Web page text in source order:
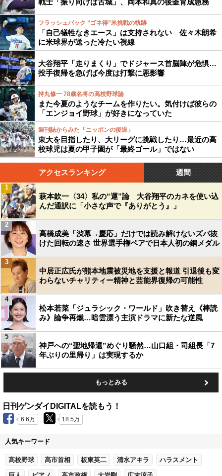
戦士「振り向けば古城」、岡本和真の後釜育成急務
フラッシュバック “ゴネ得”米挑戦の軌跡
「自己犠牲なきエース」は支持されない 佐々木朗希
に米球界が送った冷たい視線
大谷翔平「走りまくり」でドジャース首脳陣が危惧…
投手復帰を急げば今度は打撃に悪影響
持丸修一 78歳名将の高校野球論
また今夏のようなチームを作りたい。気付けば彼らの
「エンジョイ野球」が好きになっていた
週刊誌からみた「ニッポンの後退」
東大を目指したり、大リーグに挑戦したり…最近の高
校球児は夏の甲子園が「最終ゴール」ではない
アクセスランキング 週間
萩本欽一〈34〉私の“運”論 大谷翔平のカネを使い込
んだ通訳に「小さな声で『ありがとう』」
1
高橋成美「渋幕→慶応」だけでは読み解けないズバ抜
けた回転の速さ 世界選手権ペアで日本人初の銅メダル
2
中居正広氏が熊本地震被災地を支援と報道 引退後も変
わらないチャリティー精神と芸能界復帰の可能性
3
松本若菜「ジュラシック・ワールド」吹き替え《棒読
み》論争再燃…暗雲漂う主演ドラマに新たな逆風
4
神戸への“聖地帰還”めぐり騒然…山口組・司組長「7
年ぶりの里帰り」は実現するか
5
もっとみる
日刊ゲンダイDIGITALを読もう！
6.6万 18.5万
人気キーワード
高校野球 高市首相 板東英二 清水アキラ ハラスメント